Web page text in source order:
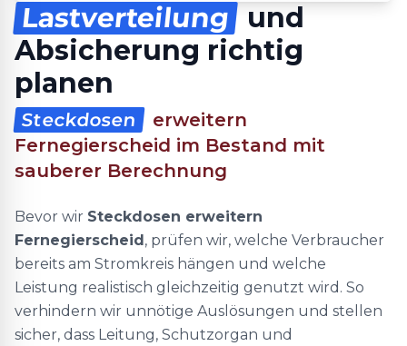
Lastverteilung
und
Absicherung richtig
planen
Steckdosen
erweitern
Fernegierscheid im Bestand mit
sauberer Berechnung
Bevor wir Steckdosen erweitern
Fernegierscheid, prüfen wir, welche Verbraucher
bereits am Stromkreis hängen und welche
Leistung realistisch gleichzeitig genutzt wird. So
verhindern wir unnötige Auslösungen und stellen
sicher, dass Leitung, Schutzorgan und